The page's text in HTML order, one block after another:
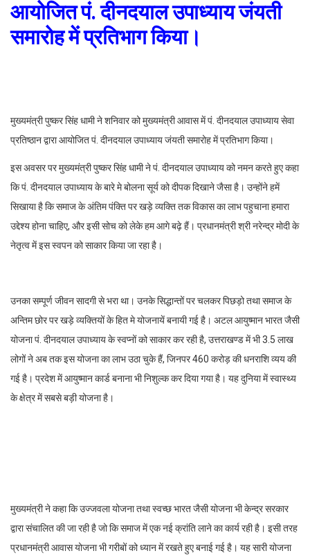
आयोजित पं. दीनदयाल उपाध्याय जंयती
समारोह में प्रतिभाग किया।
मुख्यमंत्री पुष्कर सिंह धामी ने शनिवार को मुख्यमंत्री आवास में पं. दीनदयाल उपाध्याय सेवा
प्रतिष्ठान द्वारा आयोजित पं. दीनदयाल उपाध्याय जंयती समारोह में प्रतिभाग किया।
इस अवसर पर मुख्यमंत्री पुष्कर सिंह धामी ने पं. दीनदयाल उपाध्याय को नमन करते हुए कहा
कि पं. दीनदयाल उपाध्याय के बारे मे बोलना सूर्य को दीपक दिखाने जैसा है। उन्होंने हमें
सिखाया है कि समाज के अंतिम पंक्ति पर खड़े व्यक्ति तक विकास का लाभ पहुचाना हमारा
उद्देश्य होना चाहिए, और इसी सोच को लेके हम आगे बढ़े हैं। प्रधानमंत्री श्री नरेन्द्र मोदी के
नेतृत्व में इस स्वपन को साकार किया जा रहा है।
उनका सम्पूर्ण जीवन सादगी से भरा था। उनके सिद्धान्तों पर चलकर पिछड़ो तथा समाज के
अन्तिम छोर पर खड़े व्यक्तियों के हित मे योजनायें बनायी गई है। अटल आयुष्मान भारत जैसी
योजना पं. दीनदयाल उपाध्याय के स्वप्नों को साकार कर रही है, उत्तराखण्ड में भी 3.5 लाख
लोगों ने अब तक इस योजना का लाभ उठा चुके हैं, जिनपर 460 करोड़ की धनराशि व्यय की
गई है। प्रदेश में आयुष्मान कार्ड बनाना भी निशुल्क कर दिया गया है। यह दुनिया में स्वास्थ्य
के क्षेत्र में सबसे बड़ी योजना है।
मुख्यमंत्री ने कहा कि उज्जवला योजना तथा स्वच्छ भारत जैसी योजना भी केन्द्र सरकार
द्वारा संचालित की जा रही है जो कि समाज में एक नई क्रांति लाने का कार्य रही है। इसी तरह
प्रधानमंत्री आवास योजना भी गरीबों को ध्यान में रखते हुए बनाई गई है। यह सारी योजना